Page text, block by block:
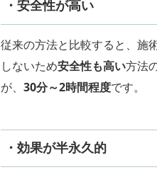
・安全性が高い
従来の方法と比較すると、施
しないため安全性も高い方法
が、 30分～2時間程度です。
・効果が半永久的